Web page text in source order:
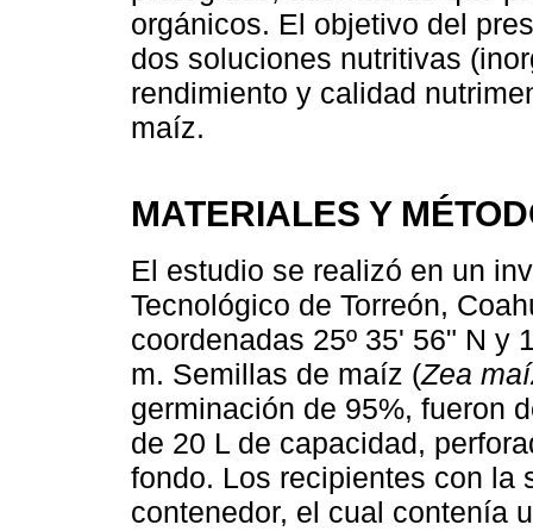
orgánicos. El objetivo del
dos soluciones nutritivas
rendimiento y calidad
maíz.
MATERIALES Y
El estudio se realizó en un
Tecnológico de Torreón,
coordenadas 25º 35' 56" N y
m. Semillas de maíz (Zea
germinación de 95%, fueron
de 20 L de capacidad,
fondo. Los recipientes con la
contenedor, el cual contenía